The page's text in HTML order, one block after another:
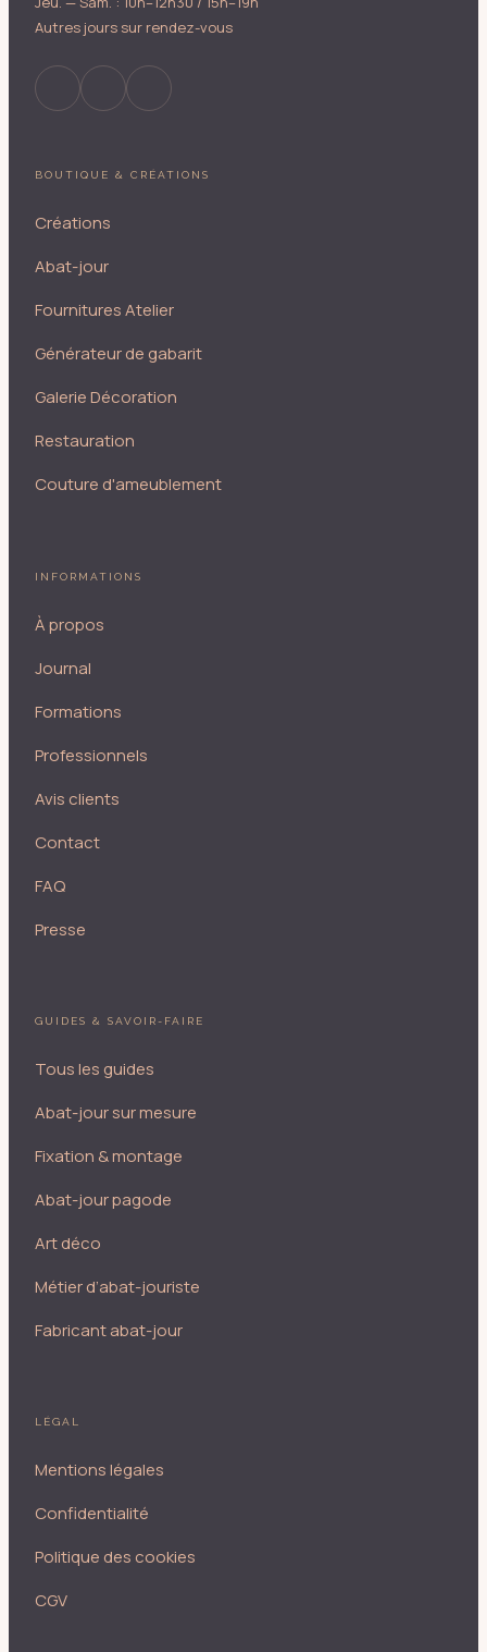
Autres jours sur rendez-vous
BOUTIQUE & CRÉATIONS
Créations
Abat-jour
Fournitures Atelier
Générateur de gabarit
Galerie Décoration
Restauration
Couture d'ameublement
INFORMATIONS
À propos
Journal
Formations
Professionnels
Avis clients
Contact
FAQ
Presse
GUIDES & SAVOIR-FAIRE
Tous les guides
Abat-jour sur mesure
Fixation & montage
Abat-jour pagode
Art déco
Métier d’abat-jouriste
Fabricant abat-jour
LÉGAL
Mentions légales
Confidentialité
Politique des cookies
CGV